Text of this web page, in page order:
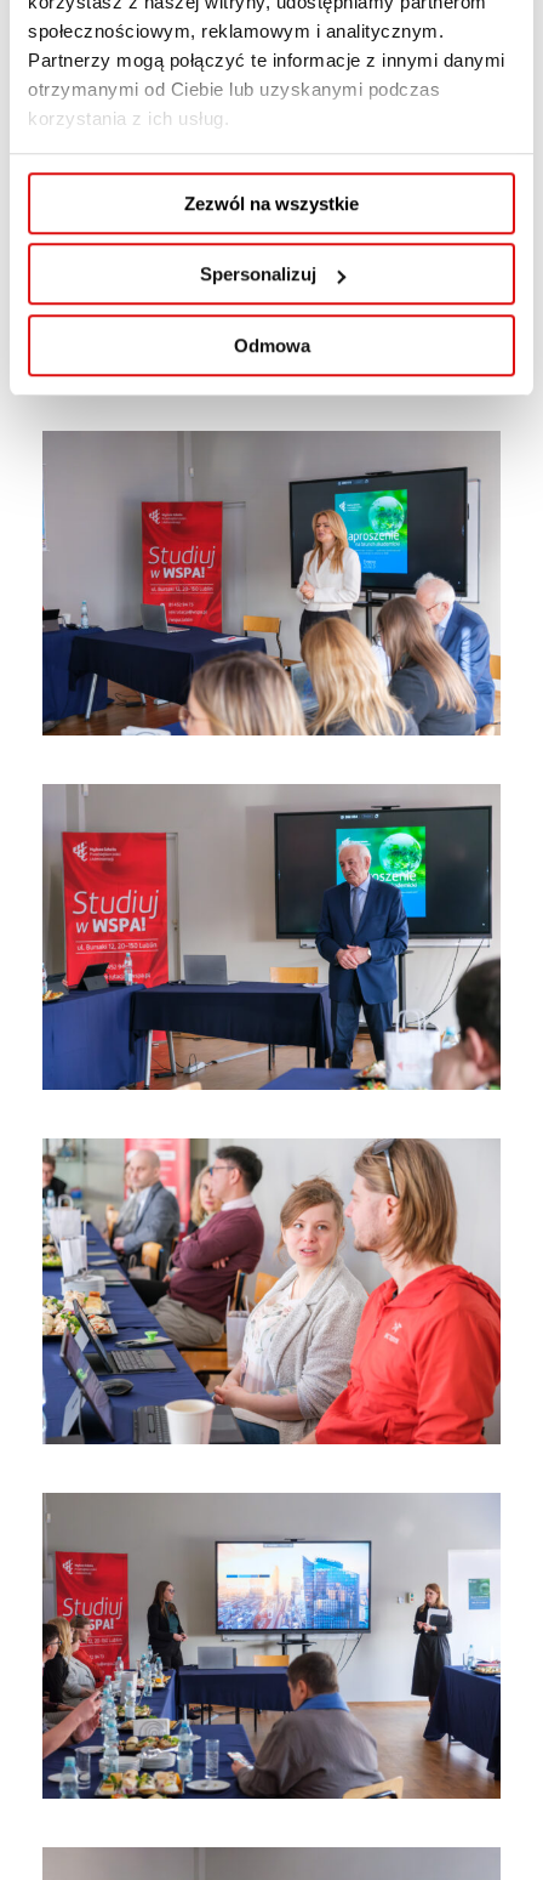
społecznościowym, reklamowym i analitycznym.
Partnerzy mogą połączyć te informacje z innymi danymi
otrzymanymi od Ciebie lub uzyskanymi podczas
korzystania z ich usług.
Zezwól na wszystkie
Spersonalizuj
Odmowa